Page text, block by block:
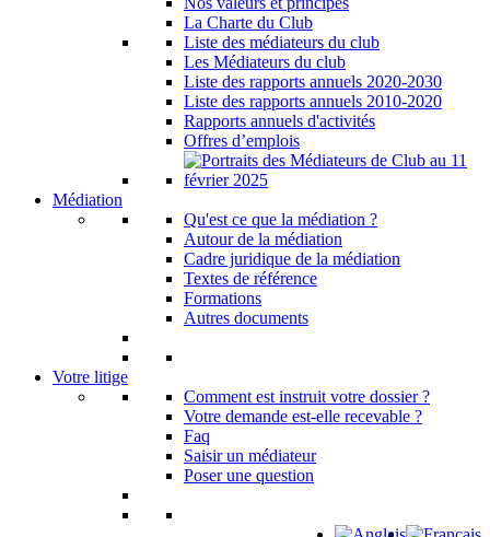
La Charte du Club
Liste des médiateurs du club
Les Médiateurs du club
Liste des rapports annuels 2020-2030
Liste des rapports annuels 2010-2020
Rapports annuels d'activités
Offres d’emplois
Médiation
Qu'est ce que la médiation ?
Autour de la médiation
Cadre juridique de la médiation
Textes de référence
Formations
Autres documents
Votre litige
Comment est instruit votre dossier ?
Votre demande est-elle recevable ?
Faq
Saisir un médiateur
Poser une question